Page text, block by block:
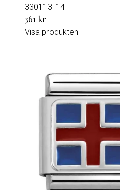
330113_14
361 kr
Visa produkten